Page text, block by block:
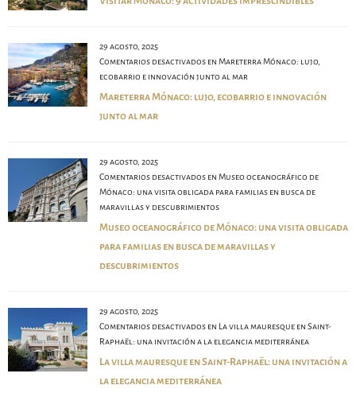
29 agosto, 2025
Comentarios desactivados en Mareterra Mónaco: lujo,
ecobarrio e innovación junto al mar
Mareterra Mónaco: lujo, ecobarrio e innovación
junto al mar
29 agosto, 2025
Comentarios desactivados en Museo oceanográfico de
Mónaco: una visita obligada para familias en busca de
maravillas y descubrimientos
Museo oceanográfico de Mónaco: una visita obligada
para familias en busca de maravillas y
descubrimientos
29 agosto, 2025
Comentarios desactivados en La villa mauresque en Saint-
Raphaël: una invitación a la elegancia mediterránea
La villa mauresque en Saint-Raphaël: una invitación a
la elegancia mediterránea